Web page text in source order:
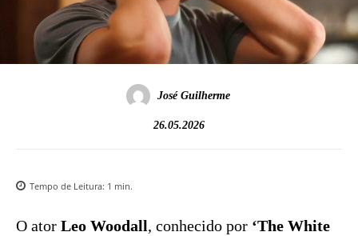
José Guilherme
26.05.2026
Tempo de Leitura: 1 min.
O ator Leo Woodall, conhecido por ‘The White